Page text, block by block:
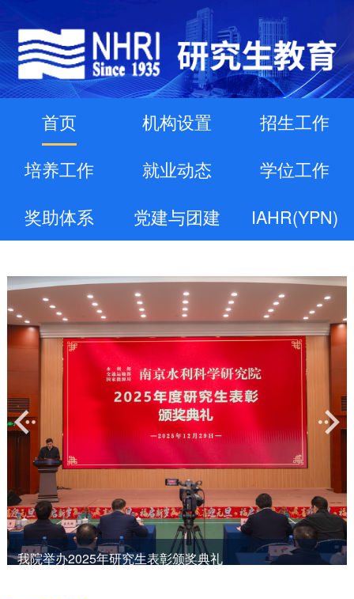
首页 机构设置
招生工作
培养工作
就业动态
学位工作
奖助体系
党建与团建 IAHR(YPN)
我院举办2025年研究生表彰颁奖典礼